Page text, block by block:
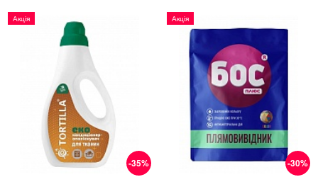
-35%
Акція
-30%
Акція